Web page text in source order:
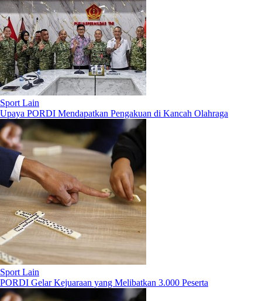
Sport Lain
Upaya PORDI Mendapatkan Pengakuan di Kancah Olahraga
Sport Lain
PORDI Gelar Kejuaraan yang Melibatkan 3.000 Peserta